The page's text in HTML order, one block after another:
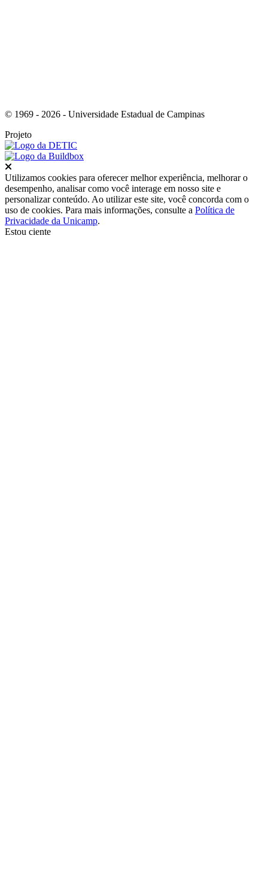
© 1969 - 2026 - Universidade Estadual de Campinas
Projeto
Utilizamos cookies para oferecer melhor experiência, melhorar o
desempenho, analisar como você interage em nosso site e
personalizar conteúdo. Ao utilizar este site, você concorda com o
uso de cookies. Para mais informações, consulte a Política de
Privacidade da Unicamp.
Estou ciente